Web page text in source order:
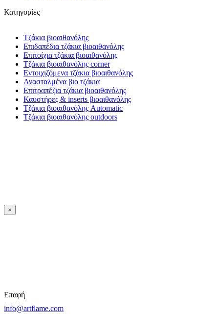
Κατηγορίες
Τζάκια βιοαιθανόλης
Επιδαπέδια τζάκια βιοαιθανόλης
Επιτοίχια τζάκια βιοαιθανόλης
Τζάκια βιοαιθανόλης corner
Εντοιχιζόμενα τζάκια βιοαιθανόλης
Ανασταλμένα βιο τζάκια
Επιτραπέζια τζάκια βιοαιθανόλης
Καυστήρες & inserts βιοαιθανόλης
Τζάκια βιοαιθανόλης Automatic
Τζάκια βιοαιθανόλης outdoors
×
Επαφή
info@artflame.com